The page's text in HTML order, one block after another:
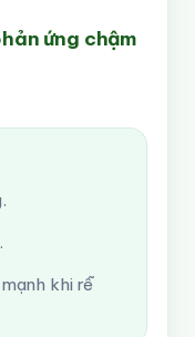
ứng chậm
khi rễ